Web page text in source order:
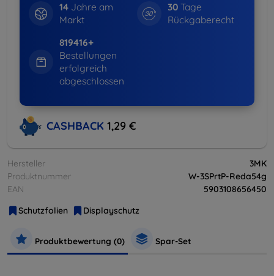
14Jahre am
Markt
30 Tage
Rückgaberecht
819416+
Bestellungen
erfolgreich
abgeschlossen
CASHBACK 1,29 €
Hersteller
3MK
Produktnummer
W-3SPrtP-Reda54g
EAN
5903108656450
Schutzfolien
Displayschutz
Produktbewertung (0) Spar-Set